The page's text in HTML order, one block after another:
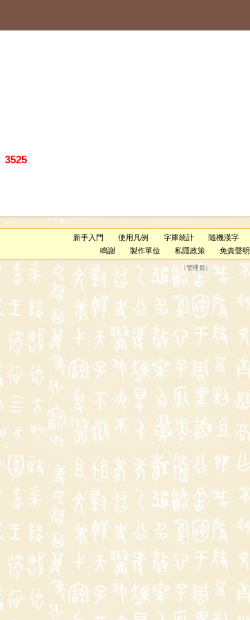
3525
新手入門 使用凡例 字庫統計 隨機漢字
鳴謝
製作單位 私隱政策 免責聲明
（管理員 ）